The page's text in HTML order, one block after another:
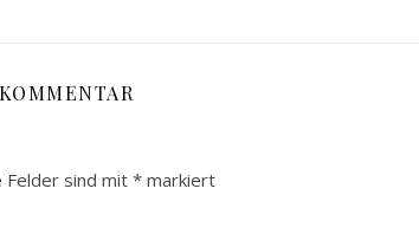
Felder sind mit* markiert